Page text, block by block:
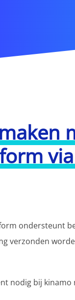
via
ondersteunt
verzonden
nodig bij kinamo